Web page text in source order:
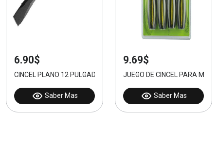
6.90$
CINCEL PLANO 12 PULGADAS CON MANGO PLASTICO
Saber Mas
9.69$
JUEGO DE CINCEL PARA
Saber Mas